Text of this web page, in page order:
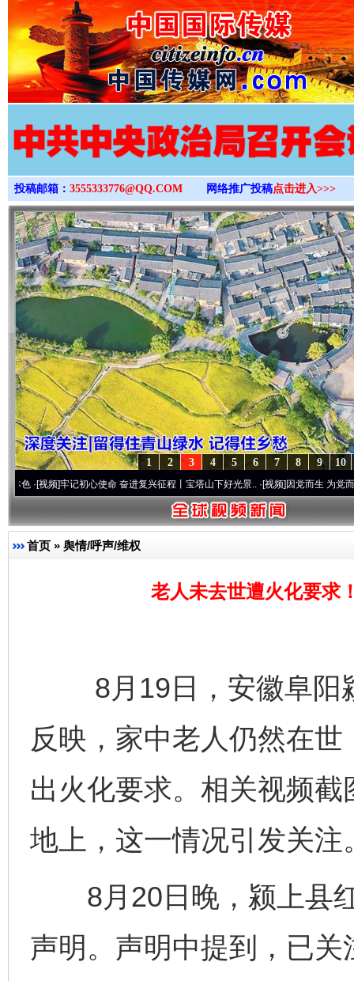
>
投稿邮箱： 3555333776@QQ.COM 网络推广投稿点击进入>>>
10
9
8
7
6
5
4
3
2
1
牢记初心使命 奋进复兴征程丨宝塔山下好光景..·[视频]因党而生 为党而战——百年“
首页 » 舆情/呼声/维权
老人未去世遭火化要求
8月19日，安徽阜阳
反映，家中老人仍然在
出火化要求。相关视频
地上，这一情况引发关注
8月20日晚，颍上县红
声明。声明中提到，已